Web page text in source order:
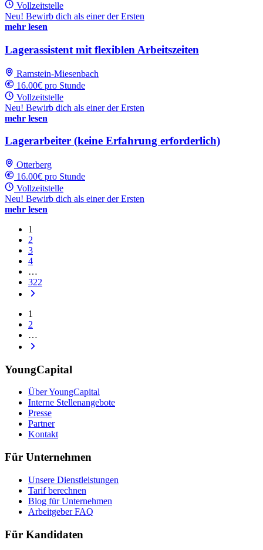
Vollzeitstelle
Neu! Bewirb dich als einer der Ersten
mehr lesen
Lagerassistent mit flexiblen Arbeitszeiten
Ramstein-Miesenbach
16.00€ pro Stunde
Vollzeitstelle
Neu! Bewirb dich als einer der Ersten
mehr lesen
Lagerarbeiter (keine Erfahrung erforderlich)
Otterberg
16.00€ pro Stunde
Vollzeitstelle
Neu! Bewirb dich als einer der Ersten
mehr lesen
1
2
3
4
…
322
1
2
…
YoungCapital
Über YoungCapital
Interne Stellenangebote
Presse
Partner
Kontakt
Für Unternehmen
Unsere Dienstleistungen
Tarif berechnen
Blog für Unternehmen
Arbeitgeber FAQ
Für Kandidaten